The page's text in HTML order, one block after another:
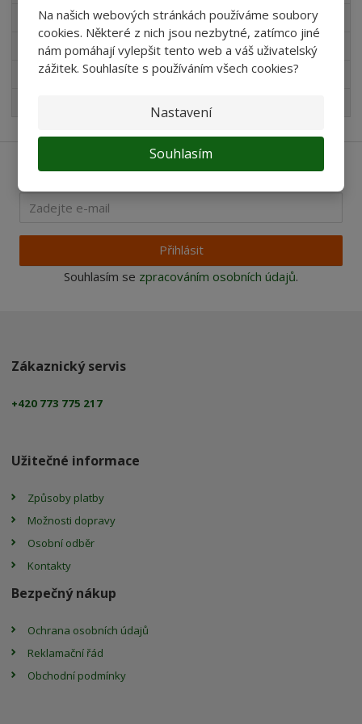
Na našich webových stránkách používáme soubory
cookies. Některé z nich jsou nezbytné, zatímco jiné
nám pomáhají vylepšit tento web a váš uživatelský
zážitek. Souhlasíte s používáním všech cookies?
Nastavení
Souhlasím
Novinky v sortimentu
Produkty pro akvaristy
Pro děti
Ať vám nic neunikne
Přihlásit
Souhlasím se zpracováním osobních údajů.
Zákaznický servis
+420 773 775 217
Užitečné informace
Způsoby platby
Možnosti dopravy
Osobní odběr
Kontakty
Bezpečný nákup
Ochrana osobních údajů
Reklamační řád
Obchodní podmínky